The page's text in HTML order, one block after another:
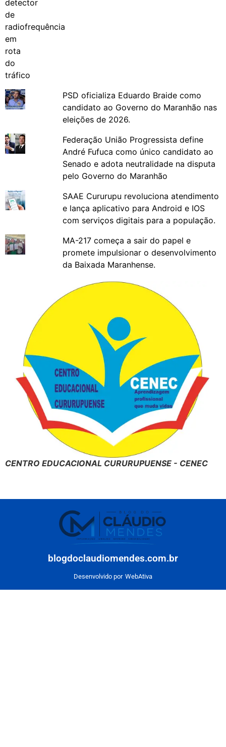
PSD oficializa Eduardo Braide como
candidato ao Governo do Maranhão nas
eleições de 2026.
Federação União Progressista define
André Fufuca como único candidato ao
Senado e adota neutralidade na disputa
pelo Governo do Maranhão
SAAE Cururupu revoluciona atendimento
e lança aplicativo para Android e IOS
com serviços digitais para a população.
MA-217 começa a sair do papel e
promete impulsionar o desenvolvimento
da Baixada Maranhense.
CENTRO EDUCACIONAL CURURUPUENSE - CENEC
blogdoclaudiomendes.com.br
Desenvolvido por WebAtiva